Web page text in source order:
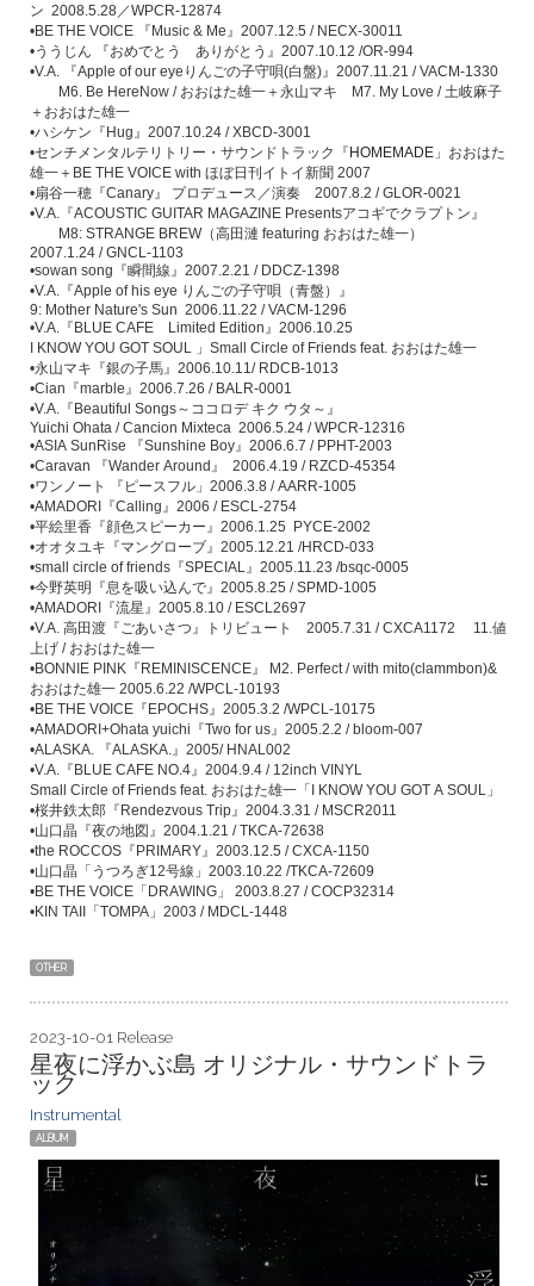
ン 2008.5.28 ／WPCR-12874
•BE THE VOICE
『Music & Me 』2007.12.5 / NECX-30011
•ううじん 『おめでとう ありがとう』2007.10.12 /OR-994
•V.A.
『Apple of our eye りんごの子守唄(白盤) 』2007.11.21 / VACM-1330
M6. Be HereNow / おおはた雄一＋永山マキ M7. My Love / 土岐麻子
＋おおはた雄一
•ハシケン『Hug 』2007.10.24 / XBCD-3001
•センチメンタルテリトリー・サウンドトラック『HOMEMADE 」おおはた
雄一＋ BE THE VOICE withほぼ日刊イトイ新聞 2007
•扇谷一穂『Canary 』 プロデュース／演奏2007.8.2 / GLOR‐0021
•V.A.
『ACOUSTIC GUITAR MAGAZINE Presentsアコギでクラプトン』
M8: STRANGE BREW（高田漣 featuring おおはた雄一）
2007.1.24 / GNCL-1103
•sowan song 『瞬間線』2007.2.21 / DDCZ-1398
•V.A.
『Apple of his eye りんごの子守唄（青盤）』
9: Mother Nature's Sun 2006.11.22 / VACM-1296
•V.A.
『BLUE CAFE Limited Edition 』2006.10.25
I KNOW YOU GOT SOUL
」Small Circle of Friends feat. おおはた雄一
•永山マキ『銀の子馬』2006.10.11/ RDCB-1013
•Cian 『marble 』2006.7.26 / BALR-0001
•V.A.
『Beautiful Songs～ココロデ キク ウタ～』
Yuichi Ohata / Cancion Mixteca 2006.5.24 / WPCR-12316
•ASIA SunRise
『Sunshine Boy 』2006.6.7 / PPHT-2003
•Caravan
『Wander Around 』
2006.4.19 / RZCD-45354
•ワンノート 『ピースフル」2006.3.8 / AARR-1005
•AMADORI 『Calling 』2006 / ESCL-2754
•平絵里香『顔色スピーカー』2006.1.25 PYCE-2002
•オオタユキ『マングローブ』2005.12.21 /HRCD-033
•small circle of friends 『SPECIAL 』2005.11.23 /bsqc-0005
•今野英明『息を吸い込んで』2005.8.25 / SPMD-1005
•AMADORI 『流星』2005.8.10 / ESCL2697
•V.A.高田渡『ごあいさつ』トリビュート2005.7.31 / CXCA1172 11.値
上げ / おおはた雄一
•BONNIE PINK 『REMINISCENCE 』
M2. Perfect / with mito(clammbon)&
おおはた雄一 2005.6.22 /WPCL-10193
•BE THE VOICE 『EPOCHS 』2005.3.2 /WPCL-10175
•AMADORI+Ohata yuichi 『Two for us 』2005.2.2 / bloom-007
•ALASKA.
『ALASKA. 』2005/ HNAL002
•V.A.
『BLUE CAFE NO.4 』2004.9.4 / 12inch VINYL
Small Circle of Friends feat. おおはた雄一「I KNOW YOU GOT A SOUL
」
•桜井鉄太郎『Rendezvous Trip 』2004.3.31 / MSCR2011
•山口晶『夜の地図』2004.1.21 / TKCA-72638
•the ROCCOS 『PRIMARY 』2003.12.5 / CXCA-1150
•山口晶「うつろぎ12号線」2003.10.22 /TKCA-72609
•BE THE VOICE 「DRAWING 」
2003.8.27 / COCP32314
•KIN TAII 「TOMPA 」2003 / MDCL-1448
OTHER
2023-10-01 Release
星夜に浮かぶ島 オリジナル・サウンドトラ
ック
Instrumental
ALBUM